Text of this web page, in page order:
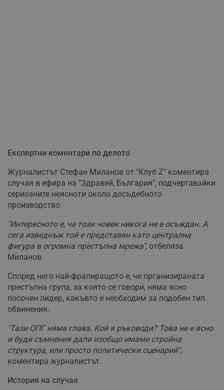
Експертни коментари по делото
Журналистът Стефан Миланов от "Клуб Z" коментира
случая в ефира на "Здравей, България", подчертавайки
сериозните неясноти около досъдебното
производство.
"Интересното е, че този човек никога не е осъждан. А
сега изведнъж той е представян като централна
фигура в огромна престъпна мрежа", отбеляза
Миланов.
Според него най-фрапиращото е, че организираната
престъпна група, за която се говори, няма ясно
посочен лидер, какъвто е необходим за подобен тип
обвинения.
"Тази ОПГ няма глава. Кой я ръководи? Това не е ясно
и буди съмнения дали изобщо имаме стройна
структура, или просто политически сценарий",
коментира журналистът.
История на случая